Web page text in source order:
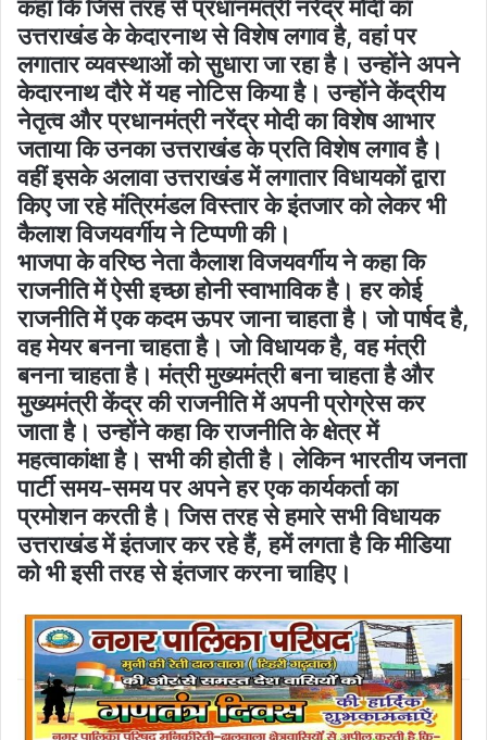
कहा कि जिस तरह से प्रधानमंत्री नरेंद्र मोदी का
उत्तराखंड के केदारनाथ से विशेष लगाव है, वहां पर
लगातार व्यवस्थाओं को सुधारा जा रहा है। उन्होंने अपने
केदारनाथ दौरे में यह नोटिस किया है। उन्होंने केंद्रीय
नेतृत्व और प्रधानमंत्री नरेंद्र मोदी का विशेष आभार
जताया कि उनका उत्तराखंड के प्रति विशेष लगाव है।
वहीं इसके अलावा उत्तराखंड में लगातार विधायकों द्वारा
किए जा रहे मंत्रिमंडल विस्तार के इंतजार को लेकर भी
कैलाश विजयवर्गीय ने टिप्पणी की।
भाजपा के वरिष्ठ नेता कैलाश विजयवर्गीय ने कहा कि
राजनीति में ऐसी इच्छा होनी स्वाभाविक है। हर कोई
राजनीति में एक कदम ऊपर जाना चाहता है। जो पार्षद है,
वह मेयर बनना चाहता है। जो विधायक है, वह मंत्री
बनना चाहता है। मंत्री मुख्यमंत्री बना चाहता है और
मुख्यमंत्री केंद्र की राजनीति में अपनी प्रोग्रेस कर
जाता है। उन्होंने कहा कि राजनीति के क्षेत्र में
महत्वाकांक्षा है। सभी की होती है। लेकिन भारतीय जनता
पार्टी समय-समय पर अपने हर एक कार्यकर्ता का
प्रमोशन करती है। जिस तरह से हमारे सभी विधायक
उत्तराखंड में इंतजार कर रहे हैं, हमें लगता है कि मीडिया
को भी इसी तरह से इंतजार करना चाहिए।